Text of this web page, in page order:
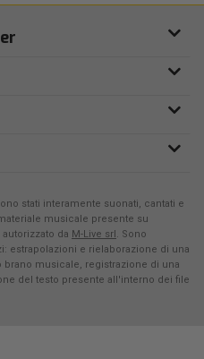
stati interamente suonati, cantati e
musicale presente su
da M-Live srl. Sono
estrapolazioni e rielaborazione di una
musicale, registrazione di una
del testo presente all'interno dei file